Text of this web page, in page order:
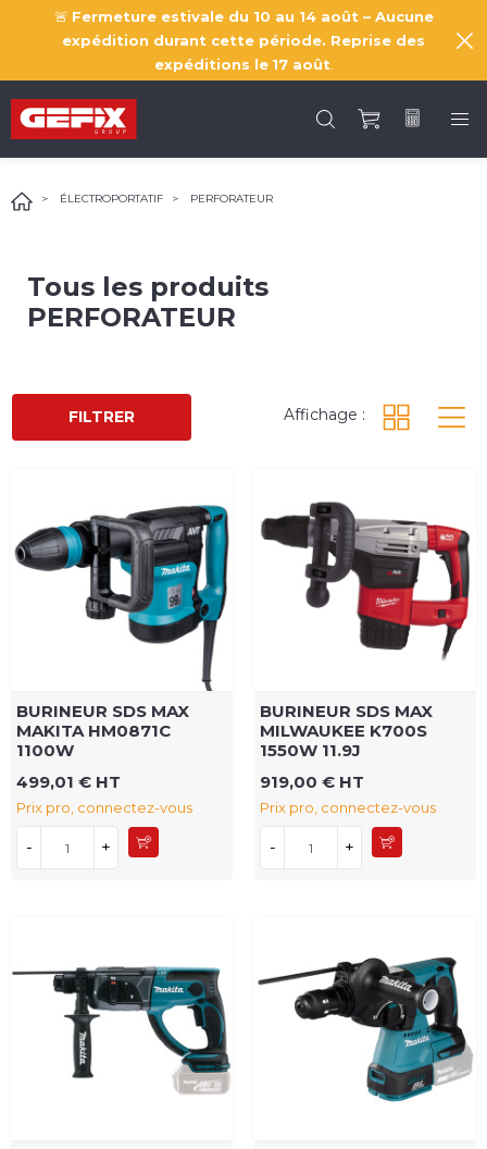
🚨 Fermeture estivale du 10 au 14 août – Aucune
expédition durant cette période. Reprise des
expéditions le 17 août
ÉLECTROPORTATIF PERFORATEUR
Tous les produits
PERFORATEUR
FILTRER Affichage :
BURINEUR SDS MAX
MAKITA HM0871C
1100W
499,01 € HT
Prix pro, connectez-vous
- +
BURINEUR SDS MAX
MILWAUKEE K700S
1550W 11.9J
919,00 € HT
Prix pro, connectez-vous
- +